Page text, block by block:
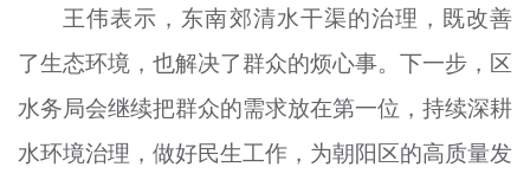
王伟表示，东南郊清水干渠的治理，既改善
了生态环境，也解决了群众的烦心事。下一步，区
水务局会继续把群众的需求放在第一位，持续深耕
水环境治理，做好民生工作，为朝阳区的高质量发